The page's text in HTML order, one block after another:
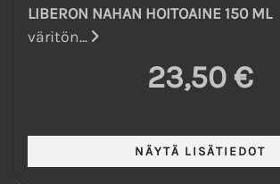
LIBERON NAHAN HOITOAINE 150 ML
väritön...
23,50 €